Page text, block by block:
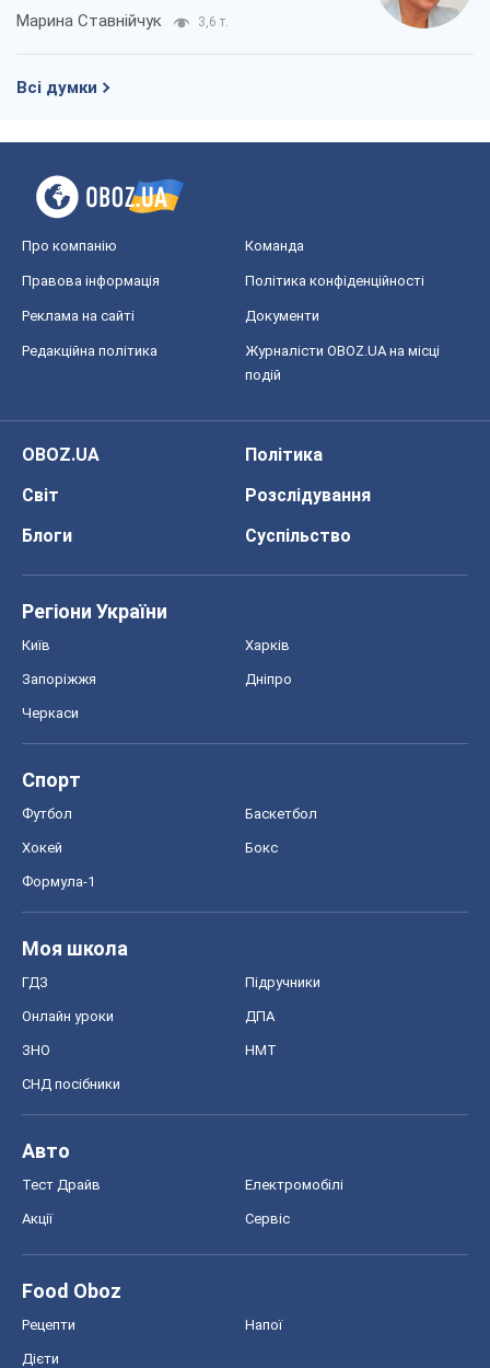
Марина Ставнійчук 3,6 т.
Всі думки
Про компанію Команда
Правова інформація Політика конфіденційності
Реклама на сайті Документи
Редакційна політика
Журналісти OBOZ.UA на місці
подій
OBOZ.UA
Політика
Світ
Розслідування
Блоги
Суспільство
Регіони України
Київ Харків
Запоріжжя Дніпро
Черкаси
Спорт
Футбол Баскетбол
Хокей Бокс
Формула-1
Моя школа
ГДЗ Підручники
Онлайн уроки ДПА
ЗНО НМТ
СНД посібники
Авто
Тест Драйв Електромобілі
Акції Сервіс
Food Oboz
Рецепти Напої
Дієти